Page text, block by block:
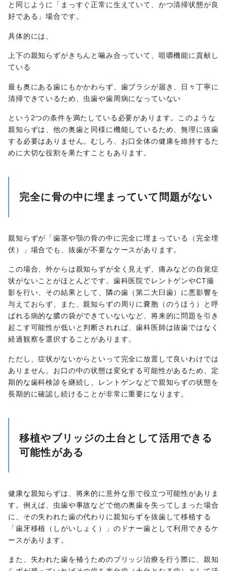
と同じように「まっすぐ正常に生えていて、かつ清掃状態が良
好である」場合です。
具体的には、
上下の親知らずがきちんと噛み合っていて、咀嚼機能に貢献し
ている
最も奥にある歯にもかかわらず、歯ブラシが届き、日々丁寧に
清掃できているため、虫歯や歯周病になっていない
という2つの条件を満たしている必要があります。このような
親知らずは、他の奥歯と同様に機能しているため、無理に抜歯
する必要はありません。むしろ、お口全体の健康を維持するた
めに大切な役割を果たすこともあります。
完全に骨の中に埋まっていて問題がない
親知らずが「歯茎や顎の骨の中に完全に埋まっている（完全埋
伏）」場合でも、抜歯が不要なケースがあります。
この場合、外からは親知らずが全く見えず、痛みなどの自覚症
状がないことがほとんどです。歯科医院でレントゲンやCT撮
影を行い、その結果として、隣の歯（第二大臼歯）に悪影響を
与えておらず、また、親知らずの周りに嚢胞（のうほう）と呼
ばれる病的な膿の袋ができていないなど、将来的に問題を引き
起こす可能性が低いと判断されれば、歯科医師は抜歯ではなく
経過観察を選択することがあります。
ただし、症状がないからといって完全に放置して良いわけでは
ありません。お口の中の状態は変化する可能性があるため、定
期的な歯科検診を継続し、レントゲンなどで親知らずの状態を
長期的に確認し続けることが非常に重要になります。
移植やブリッジの土台として活用できる
可能性がある
健康な親知らずは、将来的に意外な形で役立つ可能性がありま
す。例えば、虫歯や事故などで他の奥歯を失ってしまった場合
に、その失われた歯の代わりに親知らずを抜歯して移植する
「歯牙移植（しがいしょく）」のドナー歯として利用できるケ
ースがあります。
また、失われた歯を補うためのブリッジ治療を行う際に、親知